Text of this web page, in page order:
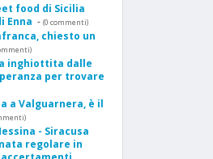
food di Sicilia
Enna - (0 commenti)
chiesto un
inghiottita dalle
per trovare
a Valguarnera, è il
- Siracusa
regolare in